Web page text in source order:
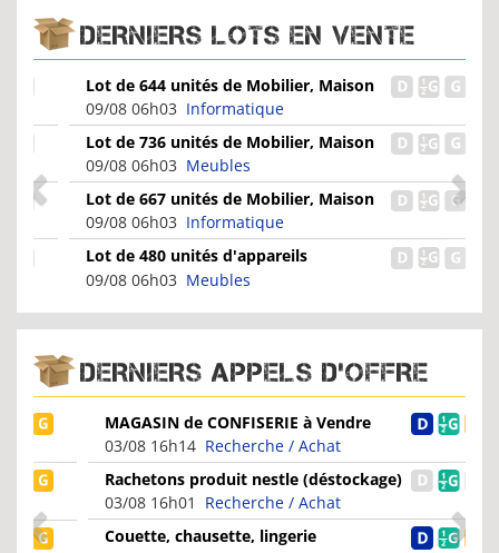
DERNIERS LOTS EN VENTE
Lot de 644 unités de Mobilier, Maison
& Jardin - Non...
09/08 06h03Informatique
Lot de 736 unités de Mobilier, Maison
& Jardin - Non...
09/08 06h03Meubles
Lot de 667 unités de Mobilier, Maison
& Jardin - Non...
09/08 06h03Informatique
Lot de 480 unités d'appareils
électroménagers - Nescafé...
09/08 06h03Meubles
DERNIERS APPELS D'OFFRE
MAGASIN de CONFISERIE à Vendre
03/08 16h14Recherche / Achat
Rachetons produit nestle (déstockage)
03/08 16h01Recherche / Achat
Couette, chausette, lingerie